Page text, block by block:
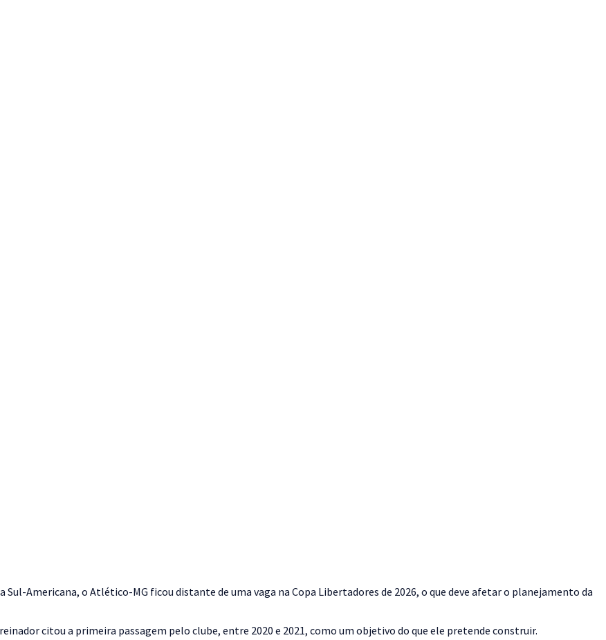
Sul-Americana, o Atlético-MG ficou distante de uma vaga na Copa Libertadores de 2026, o que deve afetar o planejamento da
citou a primeira passagem pelo clube, entre 2020 e 2021, como um objetivo do que ele pretende construir.